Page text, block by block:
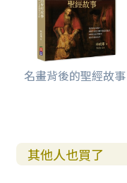
玩弄權術埋抹公理
第十五計 假癡不癲
猶大喪妻追求新歡
掃羅窮追大衛命危
章12-27節）
名畫背後的聖經故事
其他人也買了